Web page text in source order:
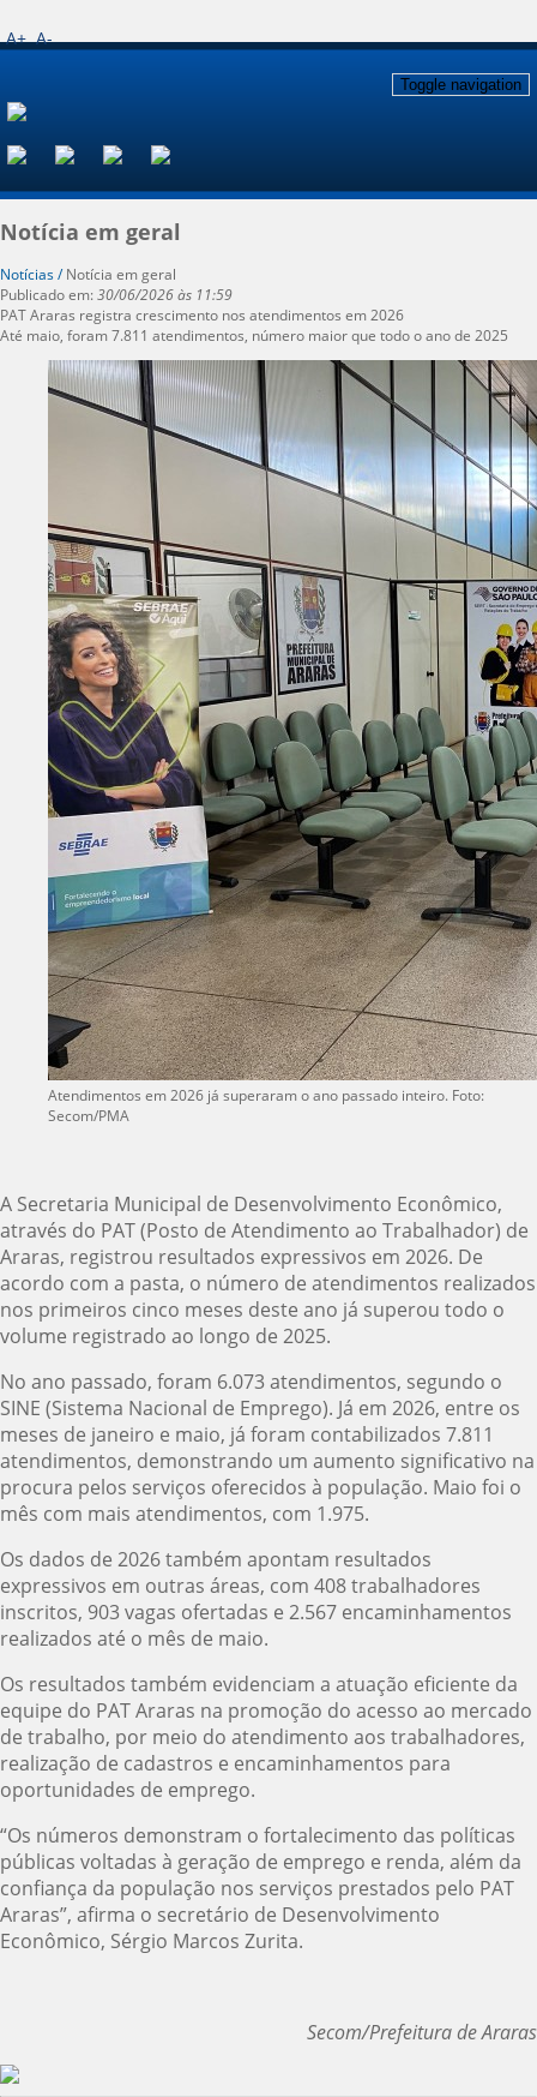
A+ A-
Toggle navigation
Notícia em geral
Notícias /Notícia em geral
Publicado em:30/06/2026 às 11:59
PAT Araras registra crescimento nos atendimentos em 2026
Até maio, foram 7.811 atendimentos, número maior que todo o ano de 2025
Atendimentos em 2026 já superaram o ano passado inteiro. Foto:
Secom/PMA
A Secretaria Municipal de Desenvolvimento Econômico,
através do PAT (Posto de Atendimento ao Trabalhador) de
Araras, registrou resultados expressivos em 2026. De
acordo com a pasta, o número de atendimentos realizados
nos primeiros cinco meses deste ano já superou todo o
volume registrado ao longo de 2025.
No ano passado, foram 6.073 atendimentos, segundo o
SINE (Sistema Nacional de Emprego). Já em 2026, entre os
meses de janeiro e maio, já foram contabilizados 7.811
atendimentos, demonstrando um aumento significativo na
procura pelos serviços oferecidos à população. Maio foi o
mês com mais atendimentos, com 1.975.
Os dados de 2026 também apontam resultados
expressivos em outras áreas, com 408 trabalhadores
inscritos, 903 vagas ofertadas e 2.567 encaminhamentos
realizados até o mês de maio.
Os resultados também evidenciam a atuação eficiente da
equipe do PAT Araras na promoção do acesso ao mercado
de trabalho, por meio do atendimento aos trabalhadores,
realização de cadastros e encaminhamentos para
oportunidades de emprego.
“Os números demonstram o fortalecimento das políticas
públicas voltadas à geração de emprego e renda, além da
confiança da população nos serviços prestados pelo PAT
Araras”, afirma o secretário de Desenvolvimento
Econômico, Sérgio Marcos Zurita.
Secom/Prefeitura de Araras